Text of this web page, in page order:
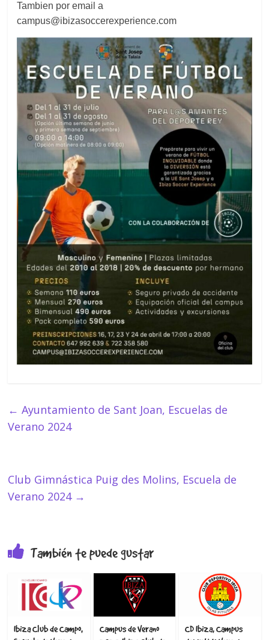
Tambien por email a
campus@ibizasoccerexperience.com
← Ayuntamiento de Sant Joan, Escuelas de
Verano 2024
Club Gimnástica Puig des Molins, Escuela de
Verano 2024 →
También te puede gustar
Ibiza Club de Campo,
Campus de Verano
CD Ibiza, Campus